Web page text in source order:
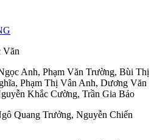
Văn
Anh, Phạm Văn Trường, Bùi Thị
, Phạm Thị Vân Anh, Dương Văn
Khắc Cường, Trần Gia Bảo
Quang Trưởng, Nguyễn Chiến